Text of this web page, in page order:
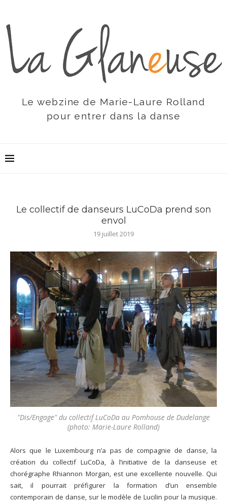
Le webzine de Marie-Laure Rolland
pour entrer dans la danse
Le collectif de danseurs LuCoDa prend son
envol
19 juillet 2019
"Dis/Engage" du collectif LuCoDa au Pomhouse de Dudelange
(photo: Marie-Laure Rolland)
Alors que le Luxembourg n’a pas de compagnie de danse, la
création du collectif LuCoDa, à l’initiative de la danseuse et
chorégraphe Rhiannon Morgan, est une excellente nouvelle. Qui
sait, il pourrait préfigurer la formation d’un ensemble
contemporain de danse, sur le modèle de Lucilin pour la musique.